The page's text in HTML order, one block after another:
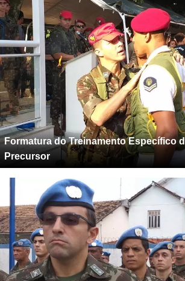
Formatura do Treinamento Específico
Precursor